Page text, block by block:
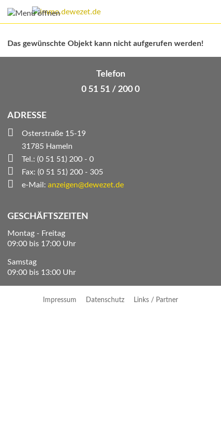
Das gewünschte Objekt kann nicht aufgerufen werden!
Telefon
0 51 51 / 200 0
ADRESSE
Osterstraße 15-19
31785 Hameln
Tel.: (0 51 51) 200 - 0
Fax: (0 51 51) 200 - 305
e-Mail: anzeigen@dewezet.de
GESCHÄFTSZEITEN
Montag - Freitag
09:00 bis 17:00 Uhr
Samstag
09:00 bis 13:00 Uhr
Impressum Datenschutz Links / Partner